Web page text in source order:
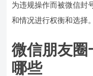
为违规操作而被微信封
和情况进行权衡和选择。
微信朋友圈
哪些